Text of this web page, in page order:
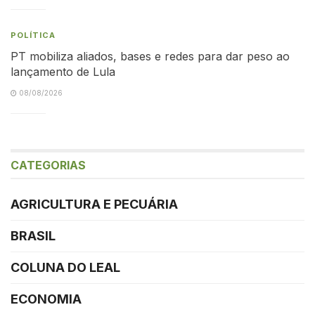
POLÍTICA
PT mobiliza aliados, bases e redes para dar peso ao
lançamento de Lula
08/08/2026
CATEGORIAS
AGRICULTURA E PECUÁRIA
BRASIL
COLUNA DO LEAL
ECONOMIA